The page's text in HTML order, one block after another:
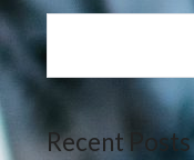
Recent Posts